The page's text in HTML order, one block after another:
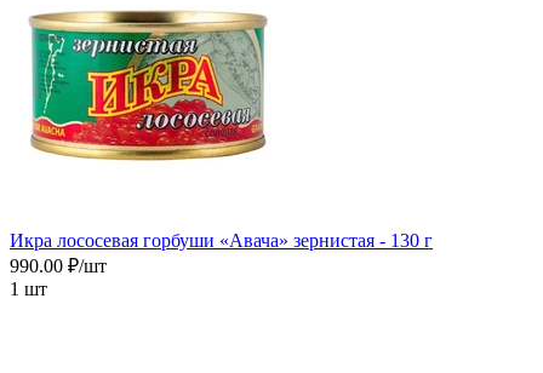
Икра лососевая горбуши «Авача» зернистая - 130 г
990.00 ₽/шт
1 шт